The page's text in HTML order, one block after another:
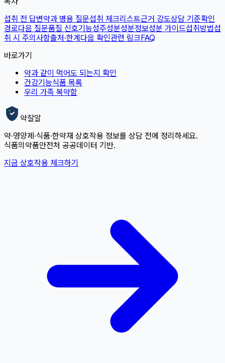
섭취 전 답변약과 병용 질문섭취 체크리스트근거 강도상담 기준확인
경로다음 질문품질 신호기능성주성분성분정보성분 가이드섭취방법섭
취 시 주의사항출처·한계다음 확인관련 링크FAQ
바로가기
약과 같이 먹어도 되는지 확인
건강기능식품 목록
우리 가족 복약함
약잘알
약·영양제·식품·한약재 상호작용 정보를 상담 전에 정리하세요.
식품의약품안전처 공공데이터 기반.
지금 상호작용 체크하기